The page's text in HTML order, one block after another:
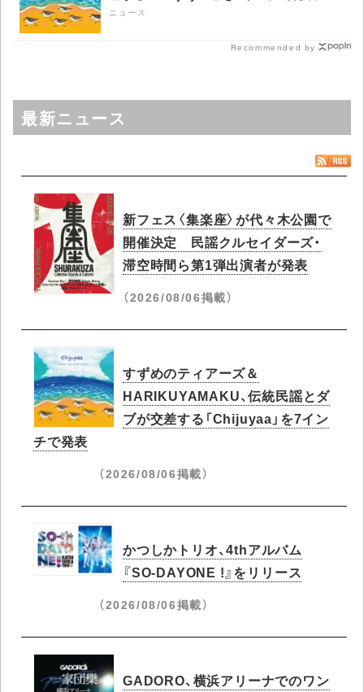
CDJournal ニュース
ニュース
Recommended by
最新ニュース
新フェス〈集楽座〉が代々木公園で
開催決定 民謡クルセイダーズ・
滞空時間ら第1弾出演者が発表
（2026/08/06掲載）
すずめのティアーズ＆
HARIKUYAMAKU、伝統民謡とダ
ブが交差する「Chijuyaa」を7イン
チで発表
（2026/08/06掲載）
かつしかトリオ、4thアルバム
『SO-DAYONE !』をリリース
（2026/08/06掲載）
GADORO、横浜アリーナでのワン